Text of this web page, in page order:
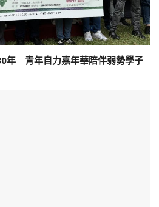
年 青年自力嘉年華陪伴弱勢學子